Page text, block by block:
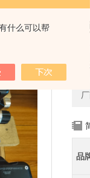
什么可以帮
品